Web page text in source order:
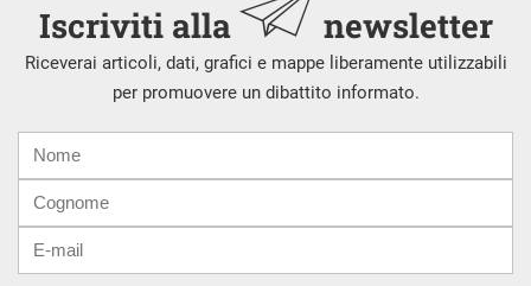
Iscriviti alla newsletter
Riceverai articoli, dati, grafici e mappe liberamente utilizzabili
per promuovere un dibattito informato.
mail